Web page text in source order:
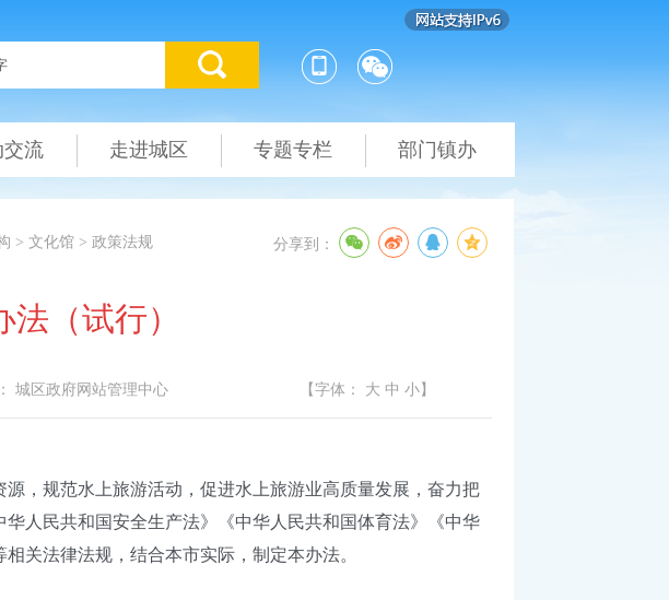
交流 走进城区 专题专栏 部门镇办
> 文化馆> 政策法规 分享到：
（试行）
城区政府网站管理中心 【字体： 大 中 小 】
规范水上旅游活动，促进水上旅游业高质量发展，奋力把
人民共和国安全生产法》《中华人民共和国体育法》《中华
关法律法规，结合本市实际，制定本办法。